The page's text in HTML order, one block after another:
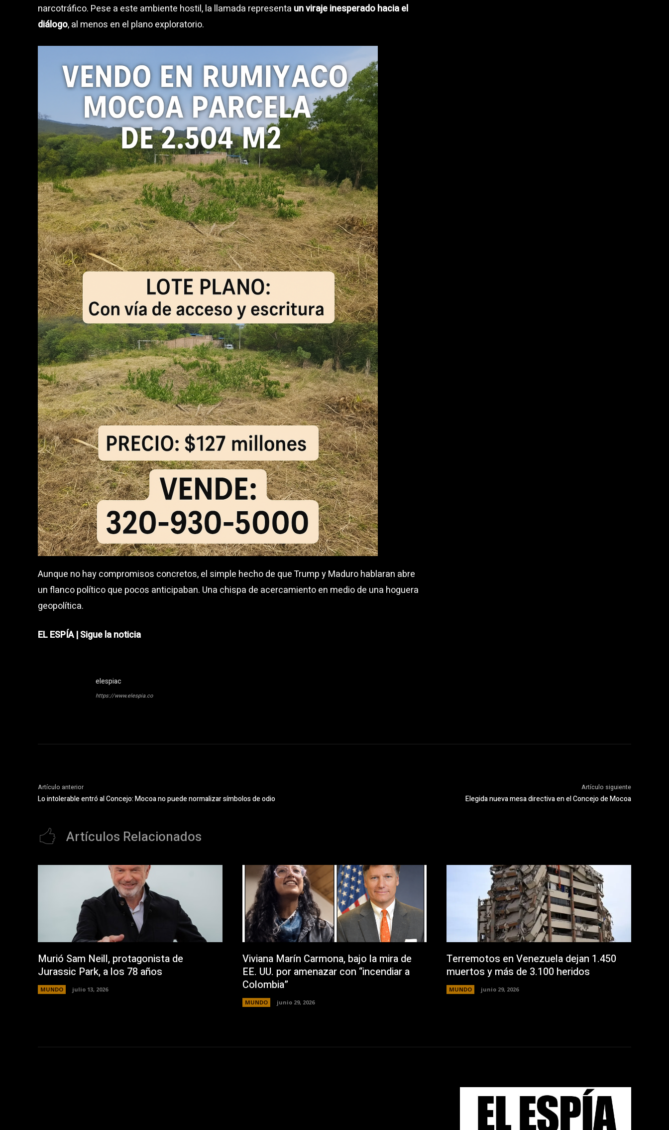
narcotráfico. Pese a este ambiente hostil, la llamada representa un viraje inesperado hacia el
diálogo, al menos en el plano exploratorio.
Aunque no hay compromisos concretos, el simple hecho de que Trump y Maduro hablaran abre
un flanco político que pocos anticipaban. Una chispa de acercamiento en medio de una hoguera
geopolítica.
EL ESPÍA | Sigue la noticia
elespiac
https://www.elespia.co
Artículo anterior
Lo intolerable entró al Concejo: Mocoa no puede normalizar símbolos de odio
Artículo siguiente
Elegida nueva mesa directiva en el Concejo de Mocoa
Artículos Relacionados
Murió Sam Neill, protagonista de
Jurassic Park, a los 78 años
MUNDO julio 13, 2026
Viviana Marín Carmona, bajo la mira de
EE. UU. por amenazar con “incendiar a
Colombia”
MUNDO junio 29, 2026
Terremotos en Venezuela dejan 1.450
muertos y más de 3.100 heridos
MUNDO junio 29, 2026